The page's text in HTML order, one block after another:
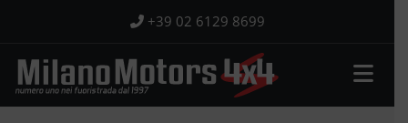
contenuto
+39 02 6129 8699